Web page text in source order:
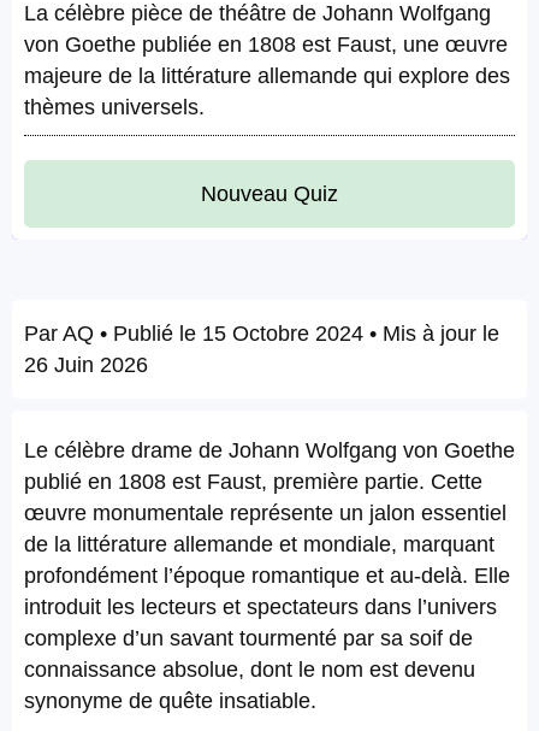
La célèbre pièce de théâtre de Johann Wolfgang
von Goethe publiée en 1808 est Faust, une œuvre
majeure de la littérature allemande qui explore des
thèmes universels.
Nouveau Quiz
Par AQ • Publié le 15 Octobre 2024 • Mis à jour le
26 Juin 2026
Le célèbre drame de Johann Wolfgang von Goethe
publié en 1808 est Faust, première partie. Cette
œuvre monumentale représente un jalon essentiel
de la littérature allemande et mondiale, marquant
profondément l’époque romantique et au-delà. Elle
introduit les lecteurs et spectateurs dans l’univers
complexe d’un savant tourmenté par sa soif de
connaissance absolue, dont le nom est devenu
synonyme de quête insatiable.